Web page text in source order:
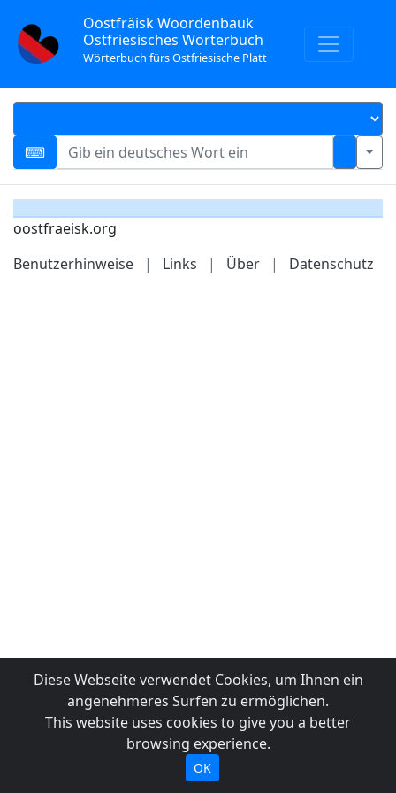
Oostfräisk Woordenbauk
Ostfriesisches Wörterbuch
Wörterbuch fürs Ostfriesische Platt
oostfraeisk.org
Benutzerhinweise
| Links | Über | Datenschutz
Diese Webseite verwendet Cookies, um Ihnen ein
angenehmeres Surfen zu ermöglichen.
This website uses cookies to give you a better
browsing experience.
OK